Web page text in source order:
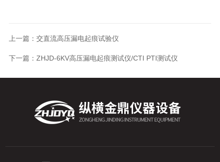
上一篇： 交直流高压漏电起痕试验仪
下一篇： ZHJD-6KV高压漏电起痕测试仪/CTI PTI测试仪